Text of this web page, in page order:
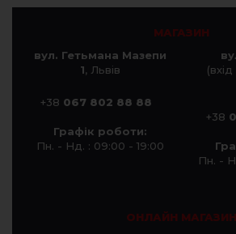
МАГАЗИН
вул. Гетьмана Мазепи
1, Львів
+38 067 802 88 88
Графік роботи:
Пн. - Нд. : 09:00 - 19:00
+38
Пн. -
ОНЛАЙН МАГАЗИН